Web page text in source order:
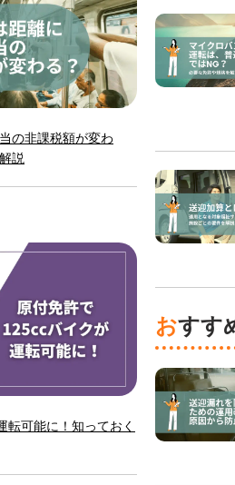
の非課税額が変わ
説
転可能に！知っておく
おす